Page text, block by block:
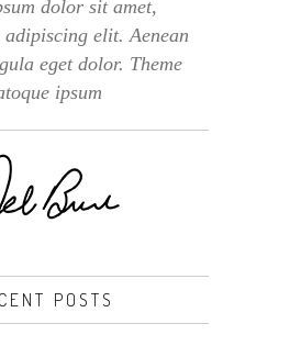
dolor sit amet,
adipiscing elit. Aenean
eget dolor. Theme
ipsum
POSTS